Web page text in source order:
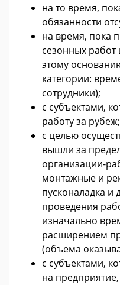
на то время,
обязанности
на время, пока
сезонных
этому
категории:
сотрудники);
с субъектами,
работу за рубеж;
с целью
вышли за
организации-
монтажные и
пусконаладка и
проведения
изначально
расширением
(объема
с субъектами,
на